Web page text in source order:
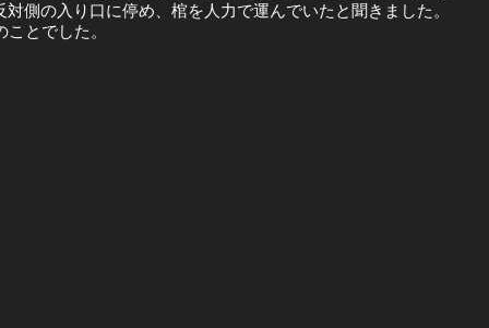
側の入り口に停め、棺を人力で運んでいたと聞きました。
とでした。